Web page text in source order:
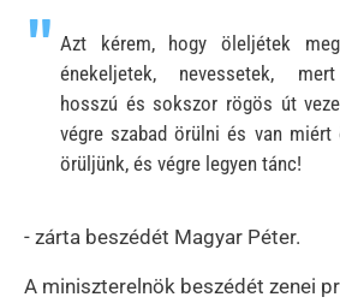
Azt kérem, hogy öleljétek
énekeljetek, nevessetek, mert
hosszú és sokszor rögös út
végre szabad örülni és van
örüljünk, és végre legyen tánc!
- zárta beszédét Magyar Péter.
A miniszterelnök beszédét zenei